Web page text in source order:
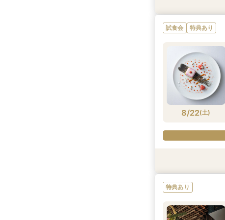
8/16(日)
試食会 特典あり
8/22(土)
特典あり